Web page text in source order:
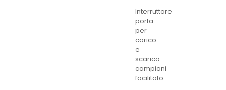
Interruttore
porta
per
carico
e
scarico
campioni
facilitato.